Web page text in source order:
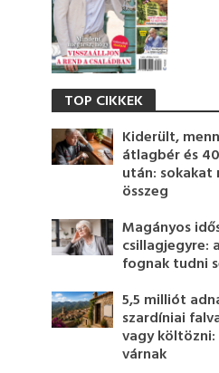
TOP CIKKEK
Kiderült,
átlagbér és
után: sokakat
összeg
Magányos
csillagjegyre:
fognak tudni
5,5 milliót
szardíniai
vagy
várnak